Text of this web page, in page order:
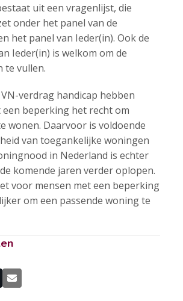
uit een vragenlijst, die
onder het panel van de
het panel van Ieder(in). Ook de
Ieder(in) is welkom om de
te vullen.
verdrag handicap hebben
een beperking het recht om
wonen. Daarvoor is voldoende
van toegankelijke woningen
in Nederland is echter
komende jaren verder oplopen.
voor mensen met een beperking
om een passende woning te